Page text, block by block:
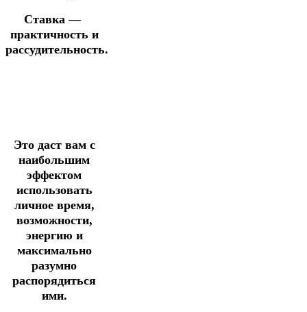
Ставка —
практичность и
рассудительность.
Это даст вам с
наибольшим
эффектом
использовать
личное время,
возможности,
энергию и
максимально
разумно
распорядиться
ими.